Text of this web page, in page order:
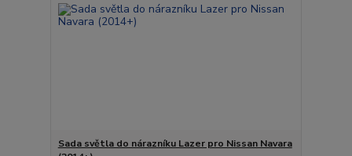
Sada světla do nárazníku Lazer pro Nissan Navara